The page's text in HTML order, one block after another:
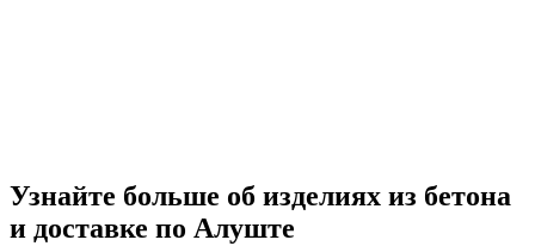
Узнайте больше об изделиях из бетона
и доставке по Алуште